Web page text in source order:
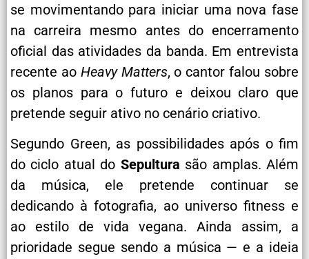
se movimentando para iniciar uma nova fase
na carreira mesmo antes do encerramento
oficial das atividades da banda. Em entrevista
recente ao Heavy Matters, o cantor falou sobre
os planos para o futuro e deixou claro que
pretende seguir ativo no cenário criativo.
Segundo Green, as possibilidades após o fim
do ciclo atual do Sepultura são amplas. Além
da música, ele pretende continuar se
dedicando à fotografia, ao universo fitness e
ao estilo de vida vegana. Ainda assim, a
prioridade segue sendo a música — e a ideia